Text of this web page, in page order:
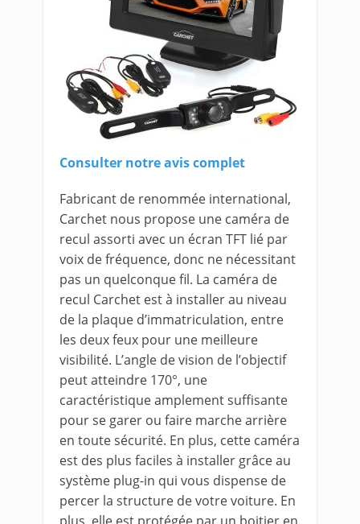
Consulter notre avis complet
Fabricant de renommée international,
Carchet nous propose une caméra de
recul assorti avec un écran TFT lié par
voix de fréquence, donc ne nécessitant
pas un quelconque fil. La caméra de
recul Carchet est à installer au niveau
de la plaque d’immatriculation, entre
les deux feux pour une meilleure
visibilité. L’angle de vision de l’objectif
peut atteindre 170°, une
caractéristique amplement suffisante
pour se garer ou faire marche arrière
en toute sécurité. En plus, cette caméra
est des plus faciles à installer grâce au
système plug-in qui vous dispense de
percer la structure de votre voiture. En